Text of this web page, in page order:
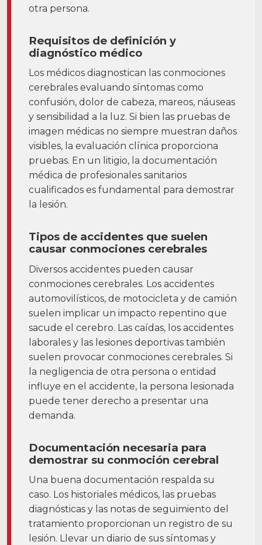
otra persona.
Requisitos de definición y
diagnóstico médico
Los médicos diagnostican las conmociones
cerebrales evaluando síntomas como
confusión, dolor de cabeza, mareos, náuseas
y sensibilidad a la luz. Si bien las pruebas de
imagen médicas no siempre muestran daños
visibles, la evaluación clínica proporciona
pruebas. En un litigio, la documentación
médica de profesionales sanitarios
cualificados es fundamental para demostrar
la lesión.
Tipos de accidentes que suelen
causar conmociones cerebrales
Diversos accidentes pueden causar
conmociones cerebrales. Los accidentes
automovilísticos, de motocicleta y de camión
suelen implicar un impacto repentino que
sacude el cerebro. Las caídas, los accidentes
laborales y las lesiones deportivas también
suelen provocar conmociones cerebrales. Si
la negligencia de otra persona o entidad
influye en el accidente, la persona lesionada
puede tener derecho a presentar una
demanda.
Documentación necesaria para
demostrar su conmoción cerebral
Una buena documentación respalda su
caso. Los historiales médicos, las pruebas
diagnósticas y las notas de seguimiento del
tratamiento proporcionan un registro de su
lesión. Llevar un diario de sus síntomas y